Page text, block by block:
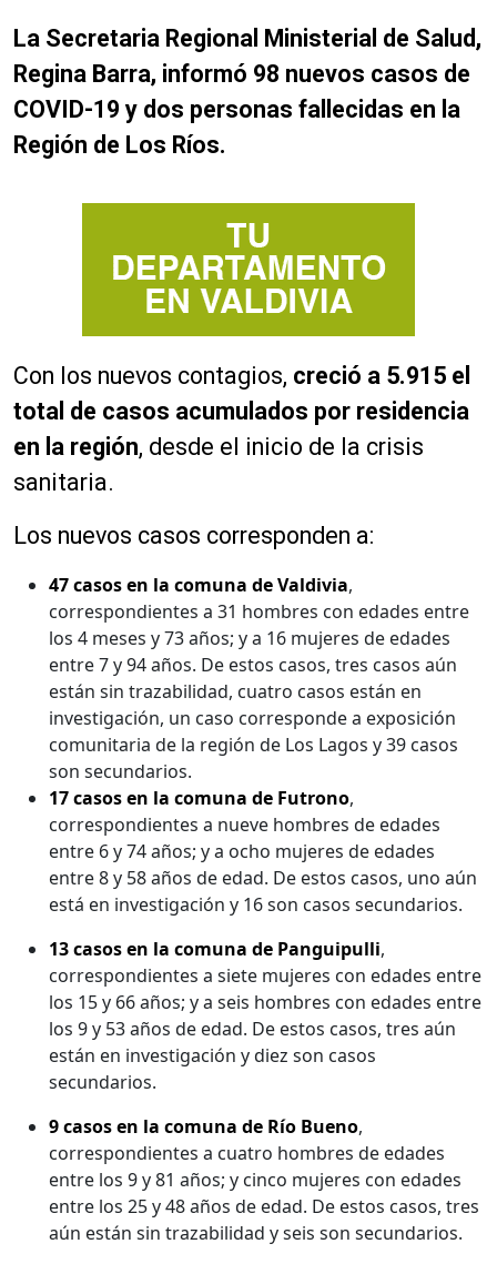
La Secretaria Regional Ministerial de Salud,
Regina Barra, informó 98 nuevos casos de
COVID-19 y dos personas fallecidas en la
Región de Los Ríos.
Con los nuevos contagios, creció a 5.915 el
total de casos acumulados por residencia
en la región, desde el inicio de la crisis
sanitaria.
Los nuevos casos corresponden a:
47 casos en la comuna de Valdivia,
correspondientes a 31 hombres con edades entre
los 4 meses y 73 años; y a 16 mujeres de edades
entre 7 y 94 años. De estos casos, tres casos aún
están sin trazabilidad, cuatro casos están en
investigación, un caso corresponde a exposición
comunitaria de la región de Los Lagos y 39 casos
son secundarios.
17 casos en la comuna de Futrono,
correspondientes a nueve hombres de edades
entre 6 y 74 años; y a ocho mujeres de edades
entre 8 y 58 años de edad. De estos casos, uno aún
está en investigación y 16 son casos secundarios.
13 casos en la comuna de Panguipulli,
correspondientes a siete mujeres con edades entre
los 15 y 66 años; y a seis hombres con edades entre
los 9 y 53 años de edad. De estos casos, tres aún
están en investigación y diez son casos
secundarios.
9 casos en la comuna de Río Bueno,
correspondientes a cuatro hombres de edades
entre los 9 y 81 años; y cinco mujeres con edades
entre los 25 y 48 años de edad. De estos casos, tres
aún están sin trazabilidad y seis son secundarios.